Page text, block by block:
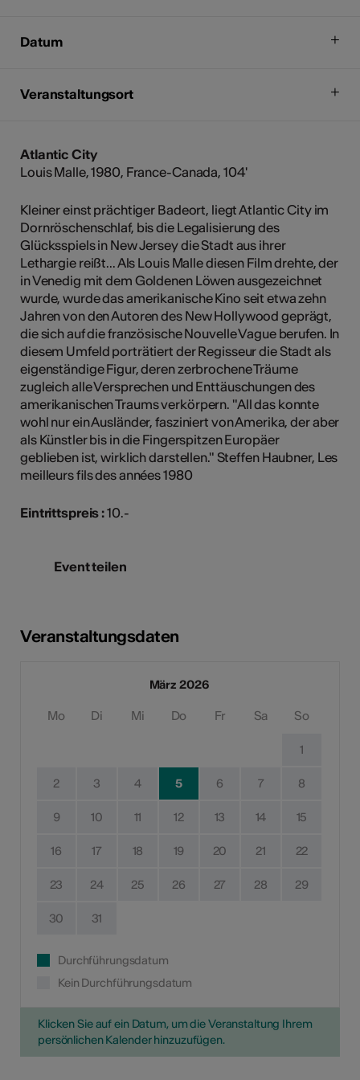
Datum
Veranstaltungsort
Atlantic City
Louis Malle, 1980, France-Canada, 104'
Kleiner einst prächtiger Badeort, liegt Atlantic City im
Dornröschenschlaf, bis die Legalisierung des
Glücksspiels in New Jersey die Stadt aus ihrer
Lethargie reißt... Als Louis Malle diesen Film drehte, der
in Venedig mit dem Goldenen Löwen ausgezeichnet
wurde, wurde das amerikanische Kino seit etwa zehn
Jahren von den Autoren des New Hollywood geprägt,
die sich auf die französische Nouvelle Vague berufen. In
diesem Umfeld porträtiert der Regisseur die Stadt als
eigenständige Figur, deren zerbrochene Träume
zugleich alle Versprechen und Enttäuschungen des
amerikanischen Traums verkörpern. "All das konnte
wohl nur ein Ausländer, fasziniert von Amerika, der aber
als Künstler bis in die Fingerspitzen Europäer
geblieben ist, wirklich darstellen." Steffen Haubner, Les
meilleurs fils des années 1980
Eintrittspreis :10.-
Event teilen
Veranstaltungsdaten
März 2026
Mo Di Mi Do Fr Sa So
1
2 3 4 5 6 7 8
9 10 11 12 13 14 15
16 17 18 19 20 21 22
23 24 25 26 27 28 29
30 31
Durchführungsdatum
Kein Durchführungsdatum
Klicken Sie auf ein Datum, um die Veranstaltung Ihrem
persönlichen Kalender hinzuzufügen.